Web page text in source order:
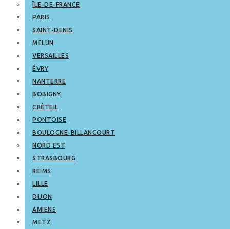
ÎLE-DE-FRANCE
PARIS
SAINT-DENIS
MELUN
VERSAILLES
ÉVRY
NANTERRE
BOBIGNY
CRÉTEIL
PONTOISE
BOULOGNE-BILLANCOURT
NORD EST
STRASBOURG
REIMS
LILLE
DIJON
AMIENS
METZ